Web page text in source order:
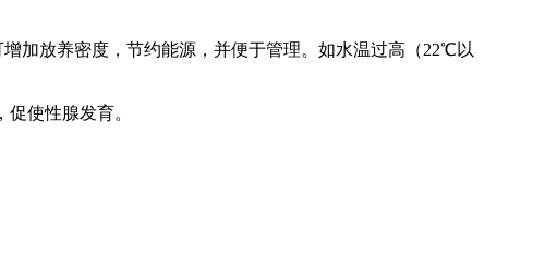
加放养密度，节约能源，并便于管理。如水温过高（22℃以
使性腺发育。